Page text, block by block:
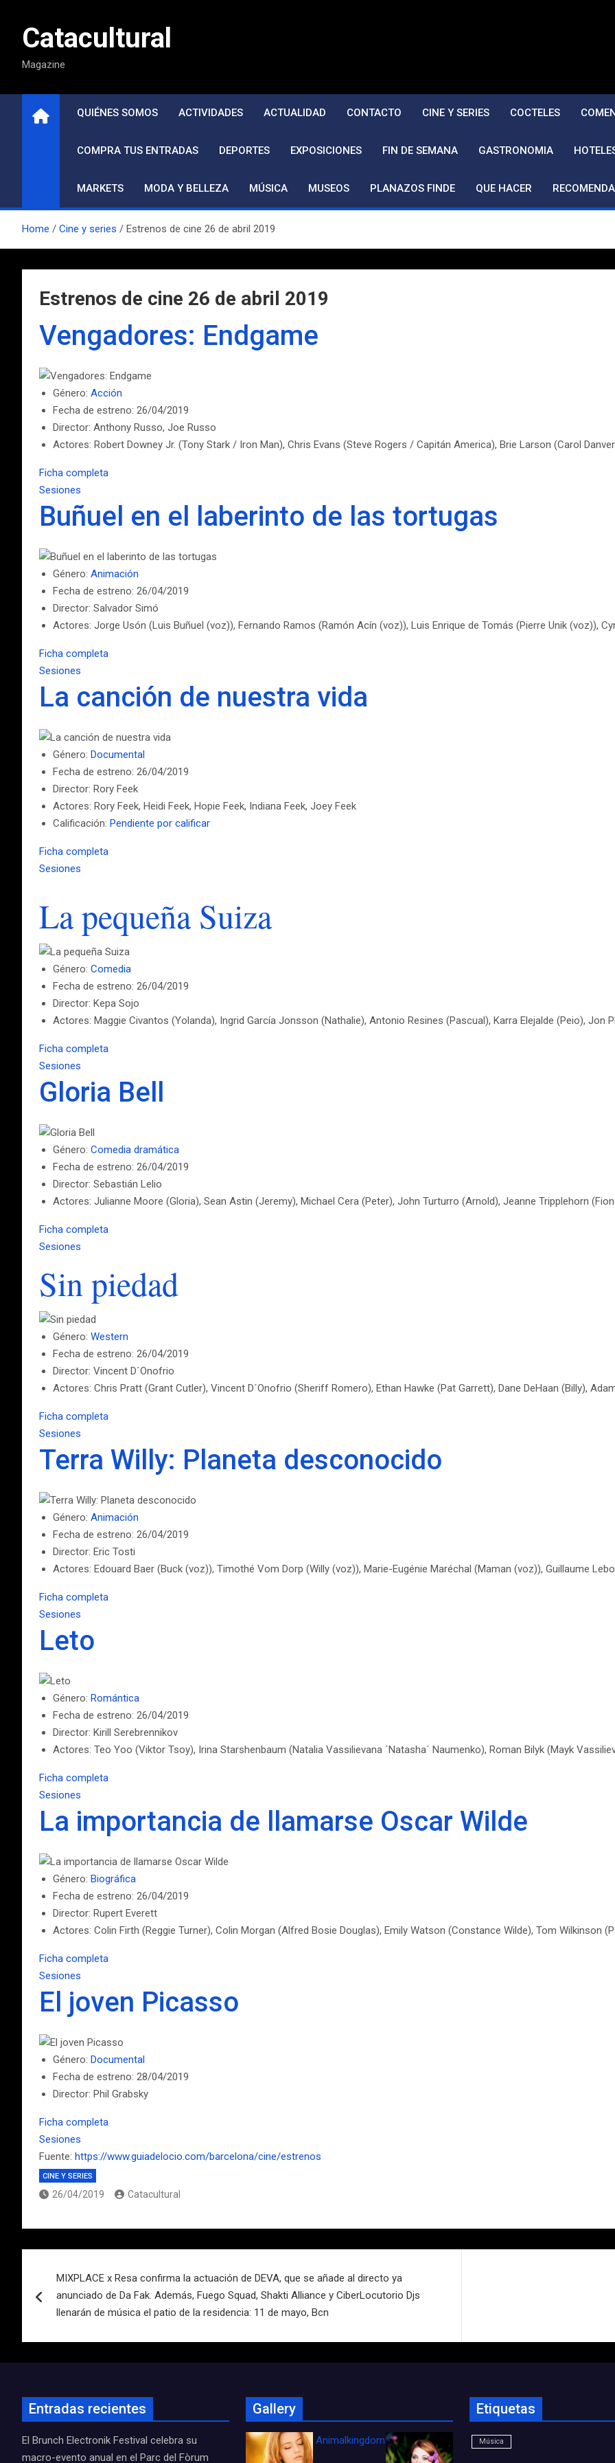
contenidoCatacultural
Magazine
QUIÉNES SOMOS ACTIVIDADES ACTUALIDAD CONTACTO CINE Y SERIES COCTELES
COMPRA TUS ENTRADAS DEPORTES EXPOSICIONES FIN DE SEMANA GASTRONOMIA
MARKETS MODA Y BELLEZA MÚSICA MUSEOS PLANAZOS FINDE QUE HACER
Home Cine y series Estrenos de cine 26 de abril 2019
Estrenos de cine 26 de abril 2019
Vengadores: Endgame
Género: Acción
Fecha de estreno: 26/04/2019
Director: Anthony Russo, Joe Russo
Actores: Robert Downey Jr. (Tony Stark / Iron Man), Chris Evans (Steve Rogers / Capitán America), Brie Larson (Carol
Ficha completa
Sesiones
Buñuel en el laberinto de las tortugas
Género: Animación
Fecha de estreno: 26/04/2019
Director: Salvador Simó
Actores: Jorge Usón (Luis Buñuel (voz)), Fernando Ramos (Ramón Acín (voz)), Luis Enrique de Tomás (Pierre Unik (voz)),
Ficha completa
Sesiones
La canción de nuestra vida
Género: Documental
Fecha de estreno: 26/04/2019
Director: Rory Feek
Actores: Rory Feek, Heidi Feek, Hopie Feek, Indiana Feek, Joey Feek
Calificación: Pendiente por calificar
Ficha completa
Sesiones
La pequeña Suiza
Género: Comedia
Fecha de estreno: 26/04/2019
Director: Kepa Sojo
Actores: Maggie Civantos (Yolanda), Ingrid García Jonsson (Nathalie), Antonio Resines (Pascual), Karra Elejalde (Peio), Jon
Ficha completa
Sesiones
Gloria Bell
Género: Comedia dramática
Fecha de estreno: 26/04/2019
Director: Sebastián Lelio
Actores: Julianne Moore (Gloria), Sean Astin (Jeremy), Michael Cera (Peter), John Turturro (Arnold), Jeanne Tripplehorn
Ficha completa
Sesiones
Sin piedad
Género: Western
Fecha de estreno: 26/04/2019
Director: Vincent D´Onofrio
Actores: Chris Pratt (Grant Cutler), Vincent D´Onofrio (Sheriff Romero), Ethan Hawke (Pat Garrett), Dane DeHaan (Billy),
Ficha completa
Sesiones
Terra Willy: Planeta desconocido
Género: Animación
Fecha de estreno: 26/04/2019
Director: Eric Tosti
Actores: Edouard Baer (Buck (voz)), Timothé Vom Dorp (Willy (voz)), Marie-Eugénie Maréchal (Maman (voz)), Guillaume
Ficha completa
Sesiones
Leto
Género: Romántica
Fecha de estreno: 26/04/2019
Director: Kirill Serebrennikov
Actores: Teo Yoo (Viktor Tsoy), Irina Starshenbaum (Natalia Vassilievana ´Natasha´ Naumenko), Roman Bilyk (Mayk
Ficha completa
Sesiones
La importancia de llamarse Oscar Wilde
Género: Biográfica
Fecha de estreno: 26/04/2019
Director: Rupert Everett
Actores: Colin Firth (Reggie Turner), Colin Morgan (Alfred Bosie Douglas), Emily Watson (Constance Wilde), Tom Wilkinson
Ficha completa
Sesiones
El joven Picasso
Género: Documental
Fecha de estreno: 28/04/2019
Director: Phil Grabsky
Ficha completa
Sesiones
Fuente: https://www.guiadelocio.com/barcelona/cine/estrenos
CINE Y SERIES
26/04/2019 Catacultural
de
entradas
MIXPLACE x Resa confirma la actuación de DEVA, que se añade al directo ya
anunciado de Da Fak. Además, Fuego Squad, Shakti Alliance y CiberLocutorio Djs
llenarán de música el patio de la residencia: 11 de mayo, Bcn
Entradas recientes
El Brunch Electronik Festival celebra su
macro-evento anual en el Parc del Fòrum
Gallery
Animalkingdom_FichaCine
Etiquetas
Música